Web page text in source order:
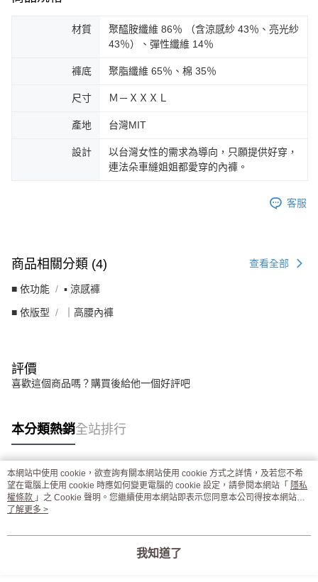
材質
聚醯胺纖維 86％ （含涼感紗 43％、亮光紗
43％）、彈性纖維 14％
褲底 聚脂纖維 65％、棉 35％
尺寸 Ｍ－ＸＸＸＬ
產地 台灣MIT
設計
以台灣女性的需求為導向，只願提供好穿，
連法朵車縫姐姐都愛穿的內褲。
客服
商品相關分類 (4) 查看全部
■ 依功能 ▪︎ 涼感褲
■ 依版型 ｜高腰內褲
評價
喜歡這個商品嗎？購買後給他一個好評吧
本分類熱銷全站排行
熱門標籤
本網站中使用 cookie，欲查詢有關本網站使用 cookie 方式之詳情，及若您不希
望在電腦上使用 cookie 時應如何變更電腦的 cookie 設定，請參閱本網站「 隱私
權條款 」之 Cookie 聲明。您繼續使用本網站即表示您同意本公司得按本網站使
用條款之 Cookie 聲明使用 cookie。
了解更多 >
我知道了